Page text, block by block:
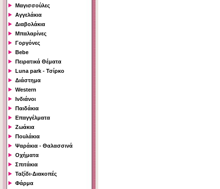
Μαγισσούλες
Αγγελάκια
Διαβολάκια
Μπαλαρίνες
Γοργόνες
Bebe
Πειρατικά Θέματα
Luna park - Τσίρκο
Διάστημα
Western
Ινδιάνοι
Παιδάκια
Επαγγέλματα
Ζωάκια
Πουλάκια
Ψαράκια - Θαλασσινά
Οχήματα
Σπιτάκια
Ταξίδι-Διακοπές
Φάρμα